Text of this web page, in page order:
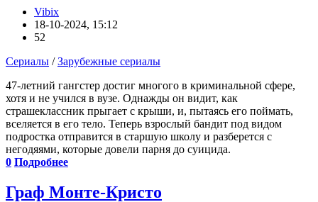
Vibix
18-10-2024, 15:12
52
Сериалы /Зарубежные сериалы
47-летний гангстер достиг многого в криминальной сфере,
хотя и не учился в вузе. Однажды он видит, как
страшеклассник прыгает с крыши, и, пытаясь его поймать,
вселяется в его тело. Теперь взрослый бандит под видом
подростка отправится в старшую школу и разберется с
негодяями, которые довели парня до суицида.
0 Подробнее
Граф Монте-Кристо